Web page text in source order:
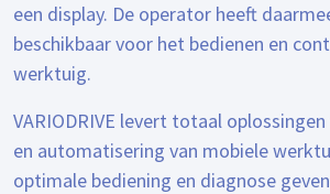
een display. De operator heeft
beschikbaar voor het bedienen en
werktuig.
VARIODRIVE levert totaal
en automatisering van mobiele
optimale bediening en diagnose